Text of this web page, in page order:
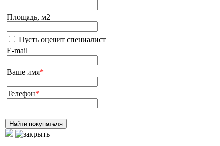
Площадь, м2
Пусть оценит специалист
E-mail
Ваше имя*
Телефон*